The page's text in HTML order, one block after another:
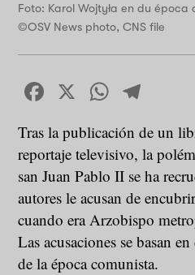
Foto: Karol Wojtyła en du
©OSV News photo, CNS file
Facebook
X
Tras la publicación de un
reportaje televisivo, la
san Juan Pablo II se ha
autores le acusan de
cuando era Arzobispo
Las acusaciones se basan
de la época comunista.